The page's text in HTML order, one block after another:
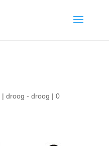
| droog - droog | 0